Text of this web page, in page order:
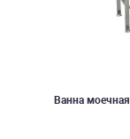
Ванна